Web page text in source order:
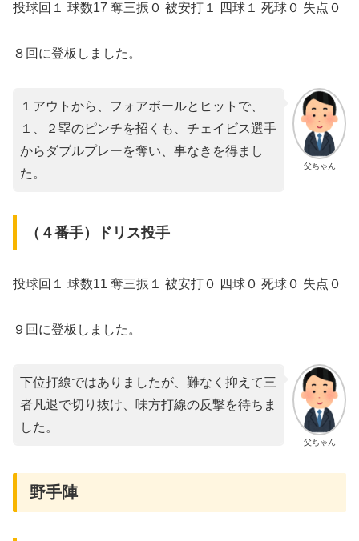
投球回１ 球数17 奪三振０ 被安打１ 四球１ 死球０ 失点０
８回に登板しました。
父ちゃん
１アウトから、フォアボールとヒットで、
１、２塁のピンチを招くも、チェイビス選手
からダブルプレーを奪い、事なきを得まし
た。
（４番手）ドリス投手
投球回１ 球数11 奪三振１ 被安打０ 四球０ 死球０ 失点０
９回に登板しました。
父ちゃん
下位打線ではありましたが、難なく抑えて三
者凡退で切り抜け、味方打線の反撃を待ちま
した。
野手陣